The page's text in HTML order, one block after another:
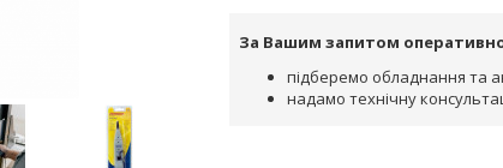
За Вашим запитом
підберемо обладнання та
надамо технічну